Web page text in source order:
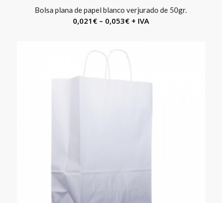
Bolsa plana de papel blanco verjurado de 50gr.
0,021 €– 0,053€+ IVA